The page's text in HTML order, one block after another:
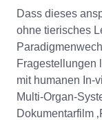
Dass dieses
ohne tierisches
Fragestellungen
mit humanen In-
Multi-Organ-
Dokumentarfilm